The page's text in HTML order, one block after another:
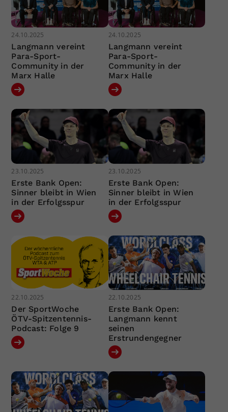
24.10.2025
Langmann vereint
Para-Sport-
Community in der
Marx Halle
24.10.2025
Langmann vereint
Para-Sport-
Community in der
Marx Halle
23.10.2025
Erste Bank Open:
Sinner bleibt in Wien
in der Erfolgsspur
23.10.2025
Erste Bank Open:
Sinner bleibt in Wien
in der Erfolgsspur
22.10.2025
Der SportWoche
ÖTV-Spitzentennis-
Podcast: Folge 9
22.10.2025
Erste Bank Open:
Langmann kennt
seinen
Erstrundengegner